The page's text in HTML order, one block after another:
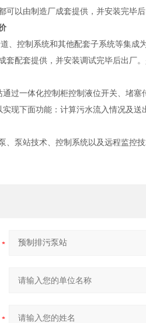
可以由制造厂成套提供，并安装完毕
、控制系统和其他配套子系统等集
套配套提供，并安装调试完毕后出厂
过一体化控制柜控制液位开关、堵
现下面功能：计算污水流入情况及
、泵站技术、控制系统以及远程监控